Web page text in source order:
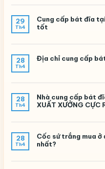
29
Th4
Cung cấp bát đĩa
tốt
28
Th4
Địa chỉ cung cấp
28
Th4
Nhà cung cấp bát
XUẤT XƯỞNG CỰC
28
Th4
Cốc sứ trắng mua ở
nhất?